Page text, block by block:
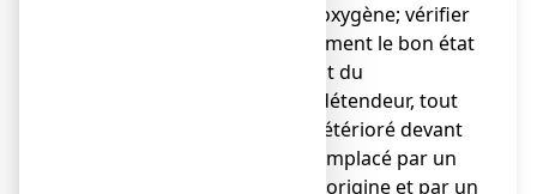
avec l'oxygène; vérifier
notamment le bon état
du joint du
manodétendeur, tout
joint détérioré devant
être remplacé par un
joint d'origine et par un